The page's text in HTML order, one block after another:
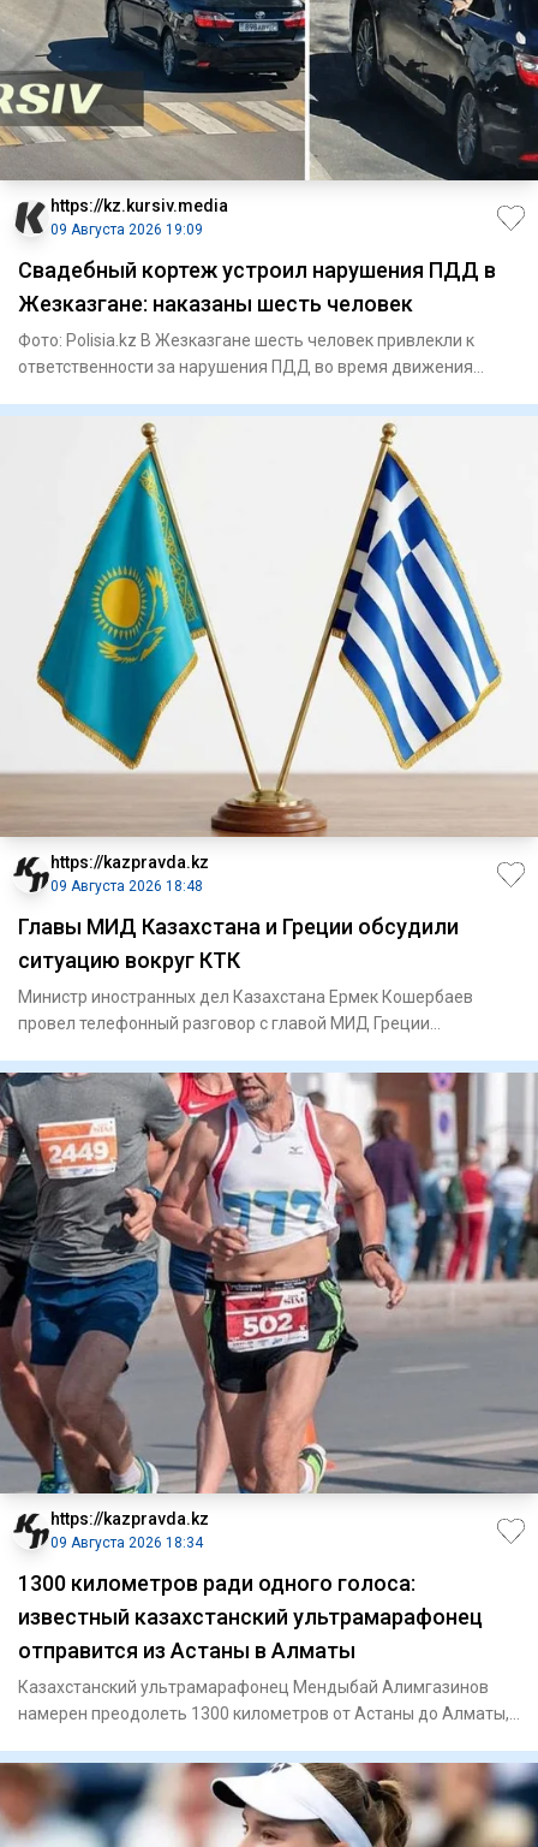
https://kz.kursiv.media
09 Августа 2026 19:09
Свадебный кортеж устроил нарушения ПДД в
Жезказгане: наказаны шесть человек
Фото: Polisia.kz В Жезказгане шесть человек привлекли к
ответственности за нарушения ПДД во время движения
https://kazpravda.kz
09 Августа 2026 18:48
Главы МИД Казахстана и Греции обсудили
ситуацию вокруг КТК
Министр иностранных дел Казахстана Ермек Кошербаев
провел телефонный разговор с главой МИД Греции
https://kazpravda.kz
09 Августа 2026 18:34
1300 километров ради одного голоса:
известный казахстанский ультрамарафонец
отправится из Астаны в Алматы
Казахстанский ультрамарафонец Мендыбай Алимгазинов
намерен преодолеть 1300 километров от Астаны до Алматы,